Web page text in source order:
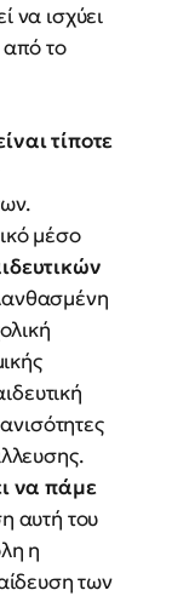
να ισχύει
το
τίποτε
μέσο
να πάμε
αυτή του
η
των